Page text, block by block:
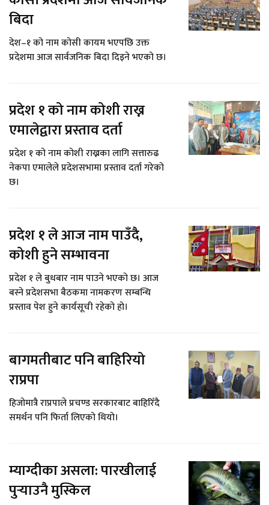
बिदा
देश–१ को नाम कोसी कायम भएपछि उक्त
प्रदेशमा आज सार्वजनिक बिदा दिइने भएको छ।
प्रदेश १ को नाम कोशी राख्न
एमालेद्वारा प्रस्ताव दर्ता
प्रदेश १ को नाम कोशी राख्नका लागि सत्तारुढ
नेकपा एमालेले प्रदेशसभामा प्रस्ताव दर्ता गरेको
छ।
प्रदेश १ ले आज नाम पाउँदै,
कोशी हुने सम्भावना
प्रदेश १ ले बुधबार नाम पाउने भएको छ। आज
बस्ने प्रदेशसभा बैठकमा नामकरण सम्बन्धि
प्रस्ताव पेश हुने कार्यसूची रहेको हो।
बागमतीबाट पनि बाहिरियो
राप्रपा
हिजोमात्रै राप्रपाले प्रचण्ड सरकारबाट बाहिरिँदै
समर्थन पनि फिर्ता लिएको थियो।
म्याग्दीका असला: पारखीलाई
पुर्‍याउनै मुस्किल